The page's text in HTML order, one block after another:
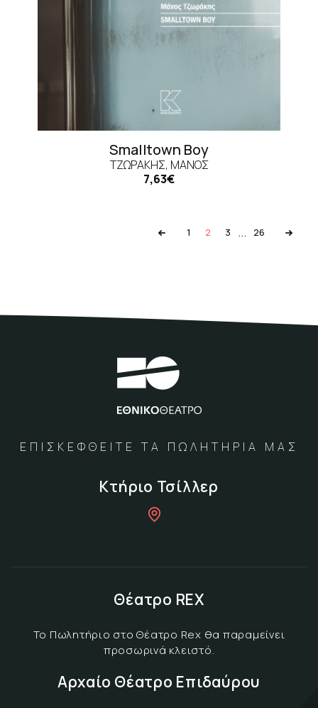
Smalltown Boy
ΤΖΩΡΆΚΗΣ, ΜΆΝΟΣ
7,63€
1 2 3 ... 26
ΕΠΙΣΚΕΦΘΕΙΤΕ ΤΑ ΠΩΛΗΤΗΡΙΑ ΜΑΣ
Κτήριο Τσίλλερ
Θέατρο REX
Το Πωλητήριο στο Θέατρο Rex θα παραμείνει
προσωρινά κλειστό.
Αρχαίο Θέατρο Επιδαύρου